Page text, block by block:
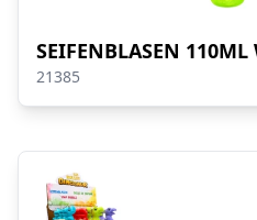
SEIFENBLASEN
21385